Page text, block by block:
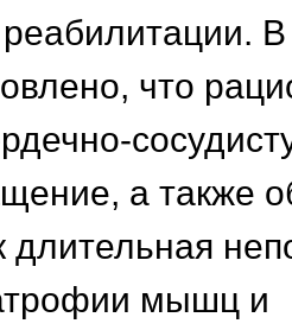
что
а также
длительная
мышц и